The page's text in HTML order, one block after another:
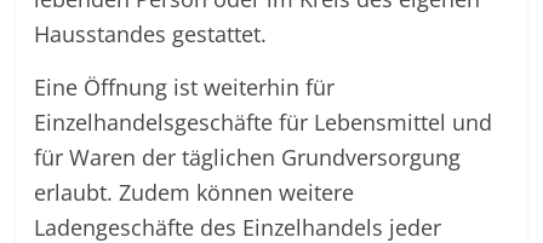
Hausstandes gestattet.
Eine Öffnung ist weiterhin für
Einzelhandelsgeschäfte für Lebensmittel und
für Waren der täglichen Grundversorgung
erlaubt. Zudem können weitere
Ladengeschäfte des Einzelhandels jeder